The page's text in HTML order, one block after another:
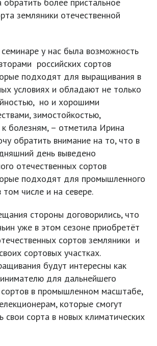
обратить более пристальное
земляники отечественной
у нас была возможность
российских сортов
подходят для выращивания в
условиях и обладают не только
но и хорошими
зимостойкостью,
к болезням, – отметила Ирина
обратить внимание на то, что в
день выведено
отечественных сортов
подходят для промышленного
числе и на севере.
стороны договорились, что
уже в этом сезоне приобретёт
сортов земляники и
сортовых участках.
будут интересны как
для дальнейшего
сортов в промышленном масштабе,
которые смогут
свои сорта в новых климатических